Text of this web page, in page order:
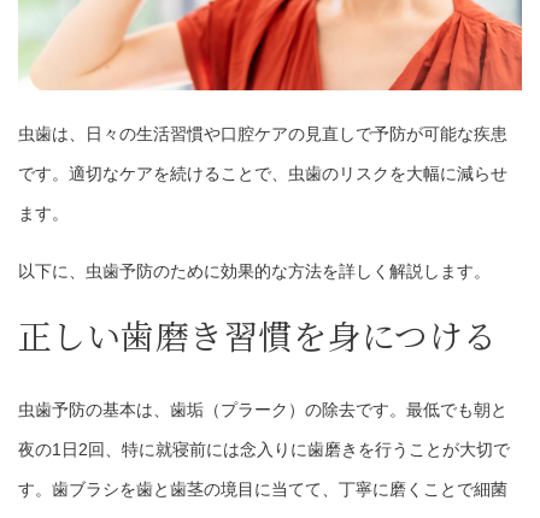
虫歯は、日々の生活習慣や口腔ケアの見直しで予防が可能な疾患
です。適切なケアを続けることで、虫歯のリスクを大幅に減らせ
ます。
以下に、虫歯予防のために効果的な方法を詳しく解説します。
正しい歯磨き習慣を身につける
虫歯予防の基本は、歯垢（プラーク）の除去です。最低でも朝と
夜の1日2回、特に就寝前には念入りに歯磨きを行うことが大切で
す。歯ブラシを歯と歯茎の境目に当てて、丁寧に磨くことで細菌